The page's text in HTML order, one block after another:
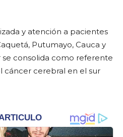
y atención a pacientes
Putumayo, Cauca y
se consolida como referente
cáncer cerebral en el sur